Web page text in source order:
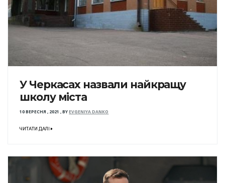
У Черкасах назвали найкращу
школу міста
10 ВЕРЕСНЯ , 2021 ,BYEVGENIYA DANKO
ЧИТАТИ ДАЛІ